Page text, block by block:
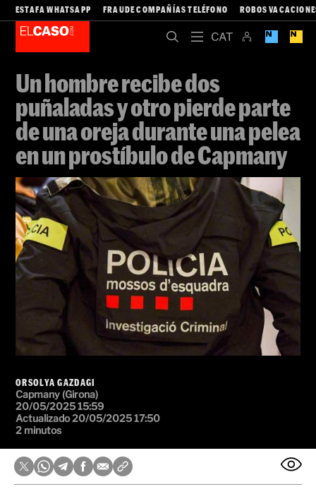
ESTAFA WHATSAPP FRAUDE COMPAÑÍAS TELÉFONO ROBOS
Un hombre recibe dos
puñaladas y otro pierde parte
de una oreja durante una pelea
en un prostíbulo de Capmany
ORSOLYA GAZDAGI
Capmany (Girona)
20/05/2025 15:59
Actualizado 20/05/2025 17:50
2 minutos